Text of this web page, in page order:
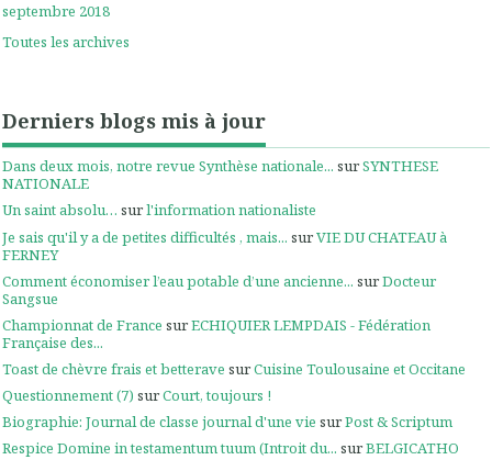
septembre 2018
Toutes les archives
Derniers blogs mis à jour
Dans deux mois, notre revue Synthèse nationale... surSYNTHESE
NATIONALE
Un saint absolu… surl'information nationaliste
Je sais qu'il y a de petites difficultés , mais... surVIE DU CHATEAU à
FERNEY
Comment économiser l’eau potable d’une ancienne... surDocteur
Sangsue
Championnat de France surECHIQUIER LEMPDAIS - Fédération
Française des...
Toast de chèvre frais et betterave surCuisine Toulousaine et Occitane
Questionnement (7) surCourt, toujours !
Biographie: Journal de classe journal d'une vie surPost & Scriptum
Respice Domine in testamentum tuum (Introit du... surBELGICATHO